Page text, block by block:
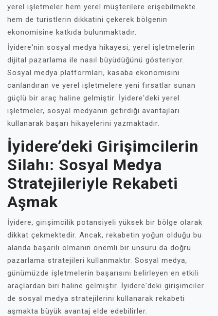
yerel işletmeler hem yerel müşterilere erişebilmekte
hem de turistlerin dikkatini çekerek bölgenin
ekonomisine katkıda bulunmaktadır.
İyidere'nin sosyal medya hikayesi, yerel işletmelerin
dijital pazarlama ile nasıl büyüdüğünü gösteriyor.
Sosyal medya platformları, kasaba ekonomisini
canlandıran ve yerel işletmelere yeni fırsatlar sunan
güçlü bir araç haline gelmiştir. İyidere'deki yerel
işletmeler, sosyal medyanın getirdiği avantajları
kullanarak başarı hikayelerini yazmaktadır.
İyidere’deki Girişimcilerin
Silahı: Sosyal Medya
Stratejileriyle Rekabeti
Aşmak
İyidere, girişimcilik potansiyeli yüksek bir bölge olarak
dikkat çekmektedir. Ancak, rekabetin yoğun olduğu bu
alanda başarılı olmanın önemli bir unsuru da doğru
pazarlama stratejileri kullanmaktır. Sosyal medya,
günümüzde işletmelerin başarısını belirleyen en etkili
araçlardan biri haline gelmiştir. İyidere'deki girişimciler
de sosyal medya stratejilerini kullanarak rekabeti
aşmakta büyük avantaj elde edebilirler.